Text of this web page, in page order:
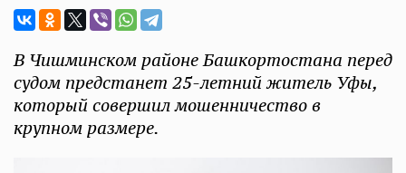
В Чишминском районе Башкортостана перед
судом предстанет 25-летний житель Уфы,
который совершил мошенничество в
крупном размере.